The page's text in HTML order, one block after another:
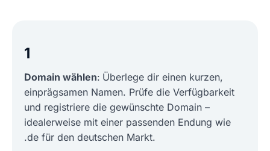
1
Domain wählen: Überlege dir einen kurzen,
einprägsamen Namen. Prüfe die Verfügbarkeit
und registriere die gewünschte Domain –
idealerweise mit einer passenden Endung wie
.de für den deutschen Markt.